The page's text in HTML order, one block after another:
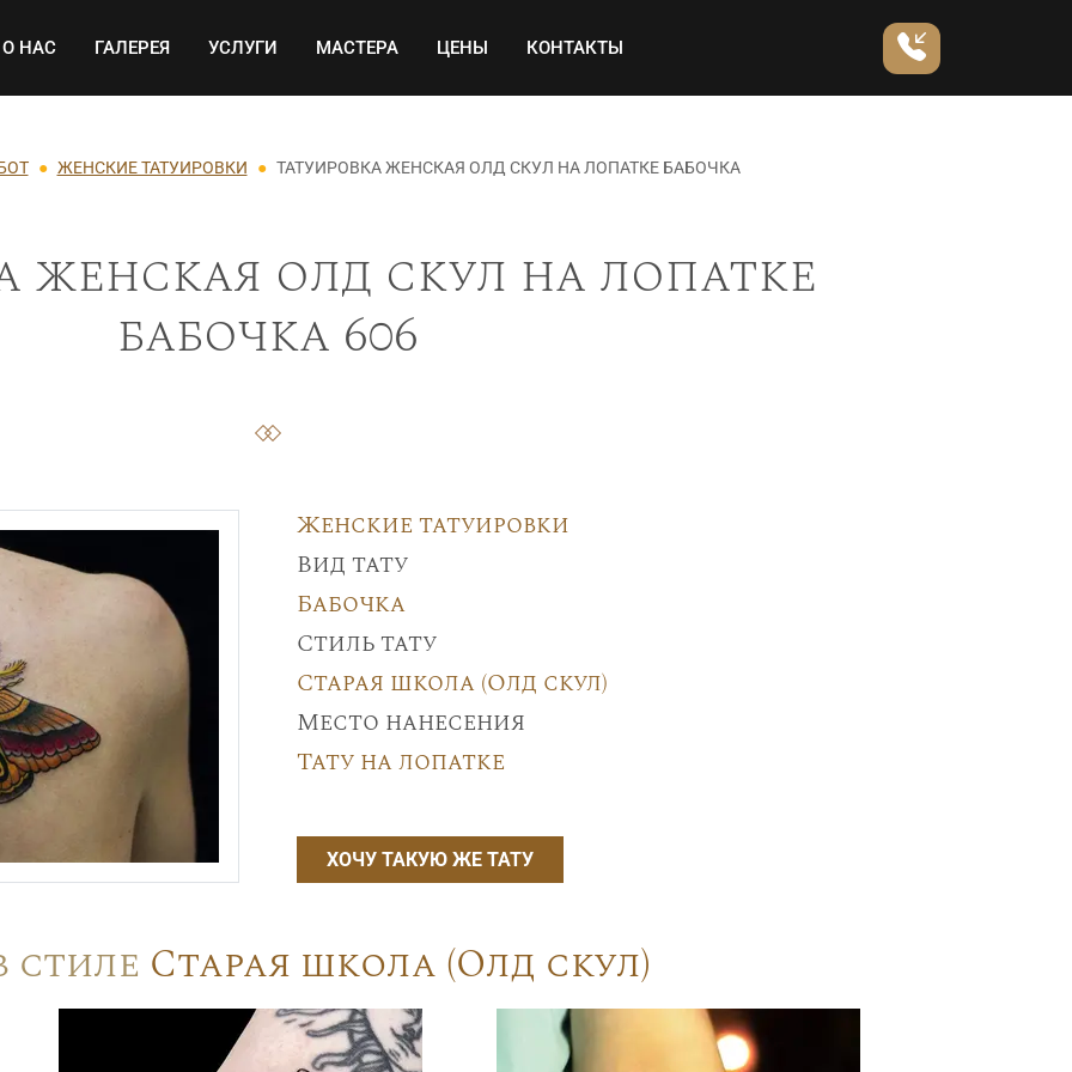
навигация
О НАС ГАЛЕРЕЯ УСЛУГИ МАСТЕРА ЦЕНЫ КОНТАКТЫ
ЖЕНСКИЕ ТАТУИРОВКИ ТАТУИРОВКА ЖЕНСКАЯ ОЛД СКУЛ НА ЛОПАТКЕ БАБОЧКА
женская олд скул на лопатке
бабочка 606
Женские татуировки
Вид тату
Бабочка
Стиль тату
Старая школа (Олд скул)
Место нанесения
Тату на лопатке
ХОЧУ ТАКУЮ ЖЕ ТАТУ
стиле Старая школа (Олд скул)